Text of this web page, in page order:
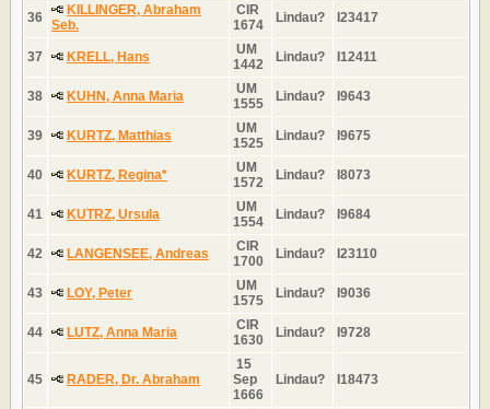
36
KILLINGER, Abraham
Seb.
CIR
1674
Lindau? I23417
37 KRELL, Hans
UM
1442
Lindau? I12411
38 KUHN, Anna Maria
UM
1555
Lindau? I9643
39 KURTZ, Matthias
UM
1525
Lindau? I9675
40 KURTZ, Regina*
UM
1572
Lindau? I8073
41 KUTRZ, Ursula
UM
1554
Lindau? I9684
42 LANGENSEE, Andreas
CIR
1700
Lindau? I23110
43 LOY, Peter
UM
1575
Lindau? I9036
44 LUTZ, Anna Maria
CIR
1630
Lindau? I9728
45 RADER, Dr. Abraham
15
Sep
1666
Lindau? I18473